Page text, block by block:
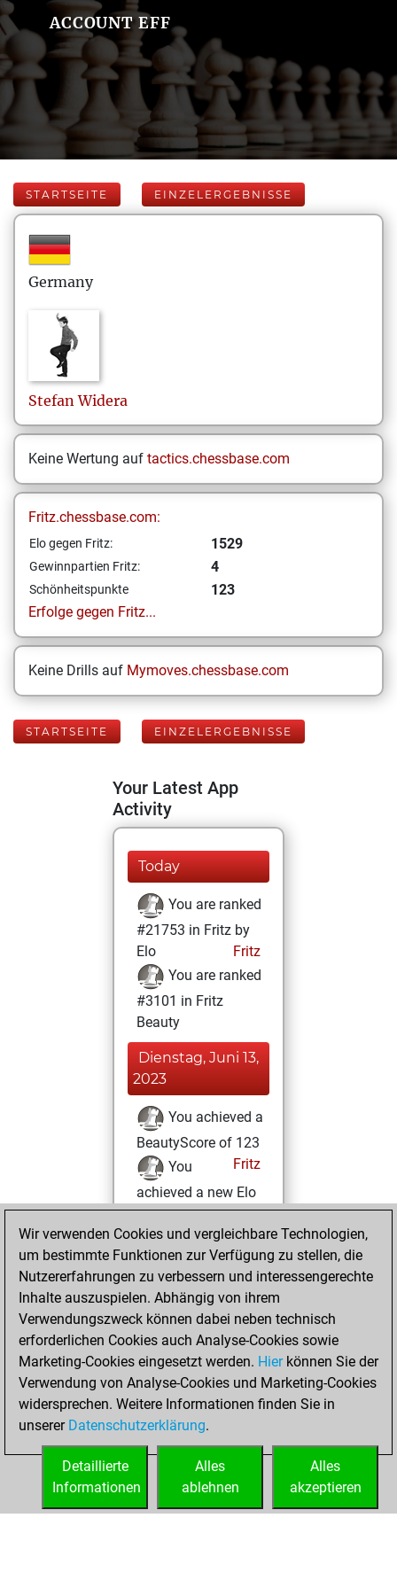
ACCOUNT EFF
STARTSEITE EINZELERGEBNISSE
Germany
Stefan Widera
Keine Wertung auf tactics.chessbase.com
Fritz.chessbase.com:
Elo gegen Fritz: 1529
Gewinnpartien Fritz: 4
Schönheitspunkte
123
Erfolge gegen Fritz...
Keine Drills auf Mymoves.chessbase.com
STARTSEITE EINZELERGEBNISSE
Your Latest App
Activity
Today
You are ranked
#21753 in Fritz by
Elo
Fritz
You are ranked
#3101 in Fritz
Beauty
Dienstag, Juni 13,
2023
You achieved a
BeautyScore of 123
Fritz
You
achieved a new Elo
of 1529
Freitag, Juni 24,
2022
You won
against Fritz
Fritz
Freitag,
Dezember 11, 2020
You created
your Fritz account
Wir verwenden Cookies und vergleichbare Technologien,
um bestimmte Funktionen zur Verfügung zu stellen, die
Nutzererfahrungen zu verbessern und interessengerechte
Inhalte auszuspielen. Abhängig von ihrem
Verwendungszweck können dabei neben technisch
erforderlichen Cookies auch Analyse-Cookies sowie
Marketing-Cookies eingesetzt werden. Hierkönnen Sie der
Verwendung von Analyse-Cookies und Marketing-Cookies
widersprechen. Weitere Informationen finden Sie in
unserer Datenschutzerklärung.
Alles
akzeptieren
Alles
ablehnen
Detaillierte
Informationen